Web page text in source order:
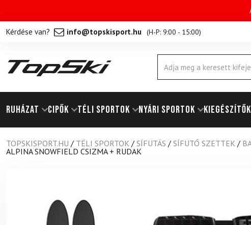
Kérdése van? info@topskisport.hu (H-P: 9:00 - 15:00)
Products
search
RUHÁZAT Cipők TÉLI SPORTOK NYÁRI SPORTOK KIEGÉSZÍTŐK
TOPSKISPORT.HU / TÉLI SPORTOK / SÍFUTÁS / SÍFUTÓ SZETTEK /
ALPINA SNOWFIELD CSIZMA + RUDAK